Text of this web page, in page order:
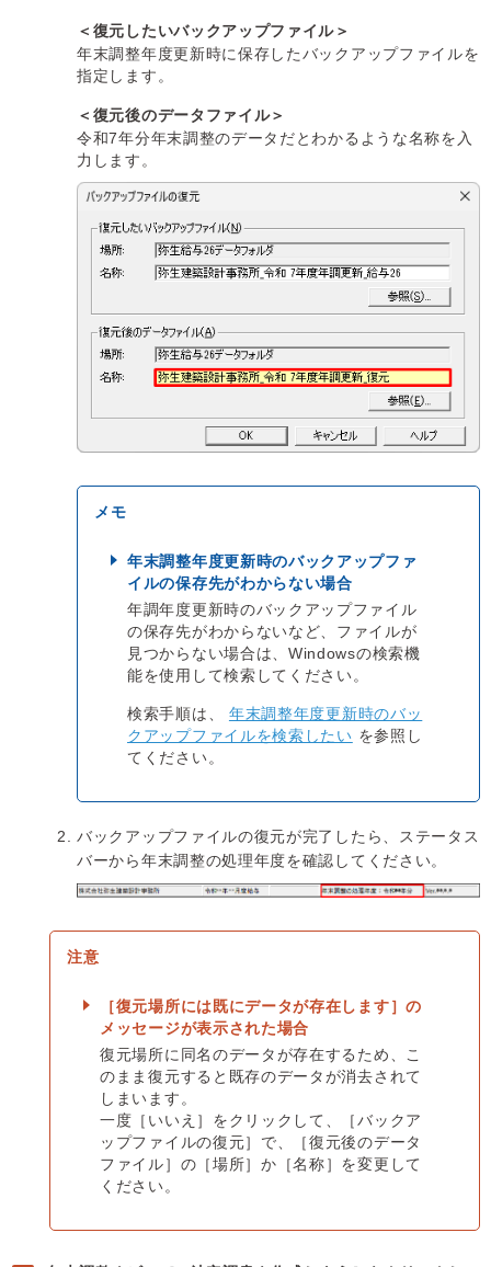
＜復元したいバックアップファイル＞
年末調整年度更新時に保存したバックアップファイルを
指定します。
＜復元後のデータファイル＞
令和7年分年末調整のデータだとわかるような名称を入
力します。
年末調整年度更新時のバックアップファ
イルの保存先がわからない場合
年調年度更新時のバックアップファイル
の保存先がわからないなど、ファイルが
見つからない場合は、Windowsの検索機
能を使用して検索してください。
検索手順は、 年末調整年度更新時のバッ
クアップファイルを検索したい を参照し
てください。
バックアップファイルの復元が完了したら、ステータス
バーから年末調整の処理年度を確認してください。
［復元場所には既にデータが存在します］の
メッセージが表示された場合
復元場所に同名のデータが存在するため、こ
のまま復元すると既存のデータが消去されて
しまいます。
一度［いいえ］をクリックして、［バックア
ップファイルの復元］で、［復元後のデータ
ファイル］の［場所］か［名称］を変更して
ください。